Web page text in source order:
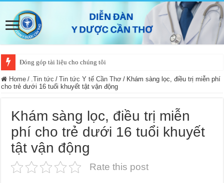
Đóng góp tài liệu cho chúng tôi
Home / .Tin tức / Tin tức Y tế Cần Thơ / Khám sàng lọc, điều trị miễn phí
cho trẻ dưới 16 tuổi khuyết tật vận động
Khám sàng lọc, điều trị miễn
phí cho trẻ dưới 16 tuổi khuyết
tật vận động
Rate this post